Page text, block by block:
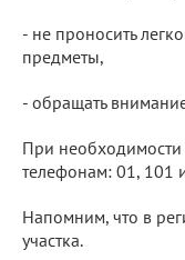
- не проносить
предметы,
- обращать
При необходимости
телефонам: 01, 101
Напомним, что в
участка.